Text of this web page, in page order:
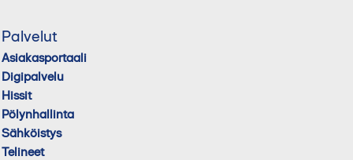
Palvelut
Asiakasportaali
Digipalvelu
Hissit
Pölynhallinta
Sähköistys
Telineet